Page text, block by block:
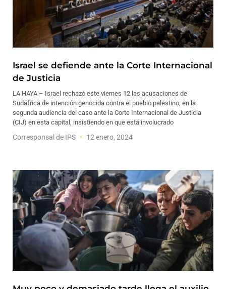
Israel se defiende ante la Corte Internacional
de Justicia
LA HAYA – Israel rechazó este viernes 12 las acusaciones de
Sudáfrica de intención genocida contra el pueblo palestino, en la
segunda audiencia del caso ante la Corte Internacional de Justicia
(CIJ) en esta capital, insistiendo en que está involucrado
Corresponsal de IPS 12 enero, 2024